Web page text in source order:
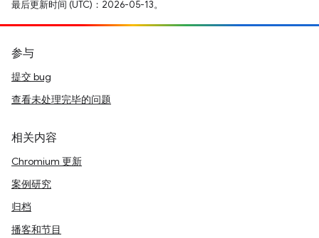
最后更新时间 (UTC)：2026-05-13。
参与
提交 bug
查看未处理完毕的问题
相关内容
Chromium 更新
案例研究
归档
播客和节目